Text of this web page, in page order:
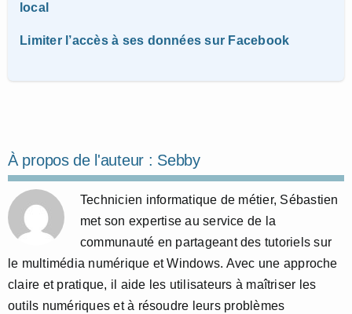
local
Limiter l’accès à ses données sur Facebook
À propos de l'auteur : Sebby
Technicien informatique de métier, Sébastien
met son expertise au service de la
communauté en partageant des tutoriels sur
le multimédia numérique et Windows. Avec une approche
claire et pratique, il aide les utilisateurs à maîtriser les
outils numériques et à résoudre leurs problèmes